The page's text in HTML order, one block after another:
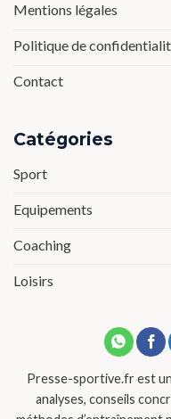
Mentions légales
Politique de
Contact
Catégories
Sport
Equipements
Coaching
Loisirs
Presse-sportive.fr est
analyses, conseils